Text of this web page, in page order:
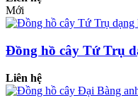
Mới
Đồng hồ cây Tứ Trụ
Liên hệ